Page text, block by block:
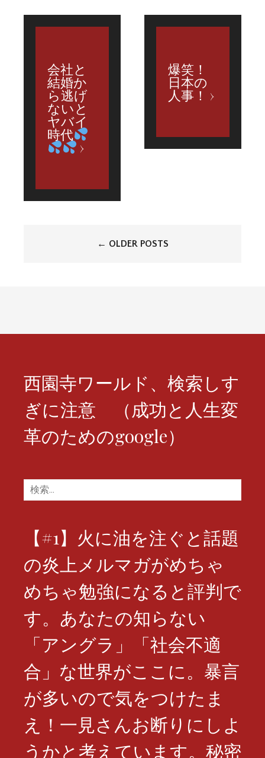
会社と
結婚か
ら逃げ
ないと
ヤバイ
時代
爆笑！
日本の
人事！
ョ
ン
← OLDER POSTS
西園寺ワールド、検索しす
ぎに注意 （成功と人生変
革のためのgoogle）
検
索:
【#1】火に油を注ぐと話題
の炎上メルマガがめちゃ
めちゃ勉強になると評判で
す。あなたの知らない
「アングラ」「社会不適
合」な世界がここに。暴言
が多いので気をつけたま
え！一見さんお断りにしよ
うかと考えています。秘密